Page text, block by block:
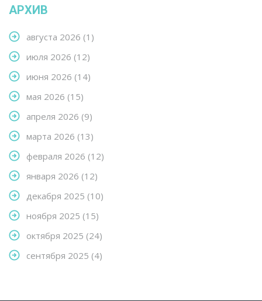
АРХИВ
августа 2026 (1)
июля 2026 (12)
июня 2026 (14)
мая 2026 (15)
апреля 2026 (9)
марта 2026 (13)
февраля 2026 (12)
января 2026 (12)
декабря 2025 (10)
ноября 2025 (15)
октября 2025 (24)
сентября 2025 (4)